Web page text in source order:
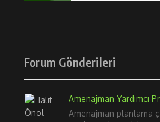
Forum Gönderileri
Amenajman Yardımcı
Amenajman planlama